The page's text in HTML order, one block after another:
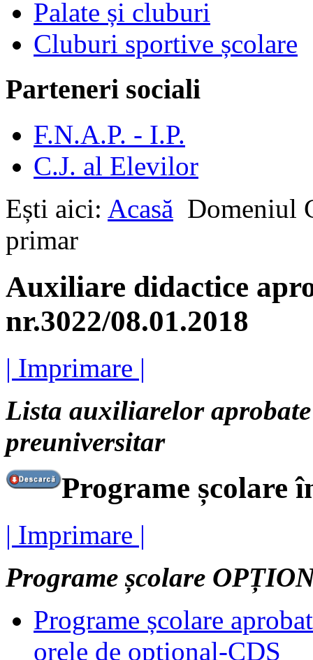
Palate și cluburi
Cluburi sportive școlare
Parteneri sociali
F.N.A.P. - I.P.
C.J. al Elevilor
Ești aici: Acasă Domeniul
primar
Auxiliare didactice
nr.3022/08.01.2018
| Imprimare |
Lista auxiliarelor
preuniversitar
Programe școlare
| Imprimare |
Programe școlare
Programe școlare
orele de opțional-CDS